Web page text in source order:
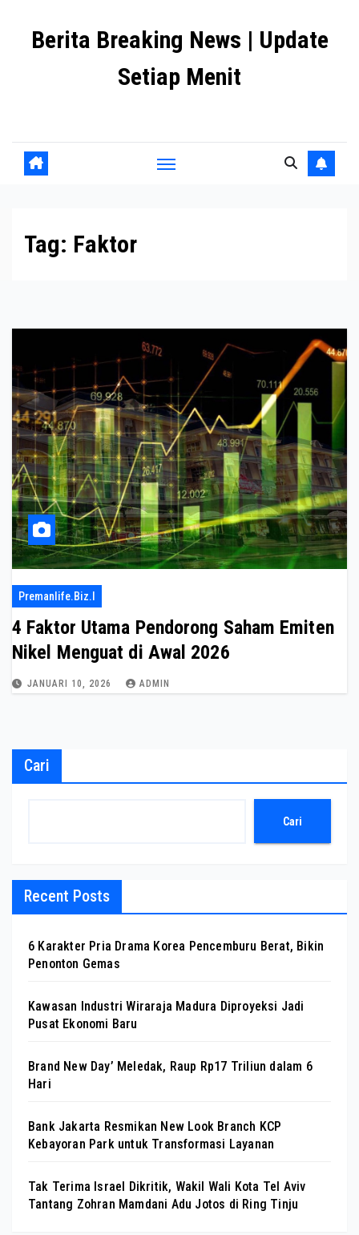
Berita Breaking News | Update
Setiap Menit
Tag: Faktor
Premanlife.biz.i
4 Faktor Utama Pendorong Saham Emiten
Nikel Menguat di Awal 2026
JANUARI 10, 2026 ADMIN
Cari
Cari
Recent Posts
6 Karakter Pria Drama Korea Pencemburu Berat, Bikin
Penonton Gemas
Kawasan Industri Wiraraja Madura Diproyeksi Jadi
Pusat Ekonomi Baru
Brand New Day’ Meledak, Raup Rp17 Triliun dalam 6
Hari
Bank Jakarta Resmikan New Look Branch KCP
Kebayoran Park untuk Transformasi Layanan
Tak Terima Israel Dikritik, Wakil Wali Kota Tel Aviv
Tantang Zohran Mamdani Adu Jotos di Ring Tinju